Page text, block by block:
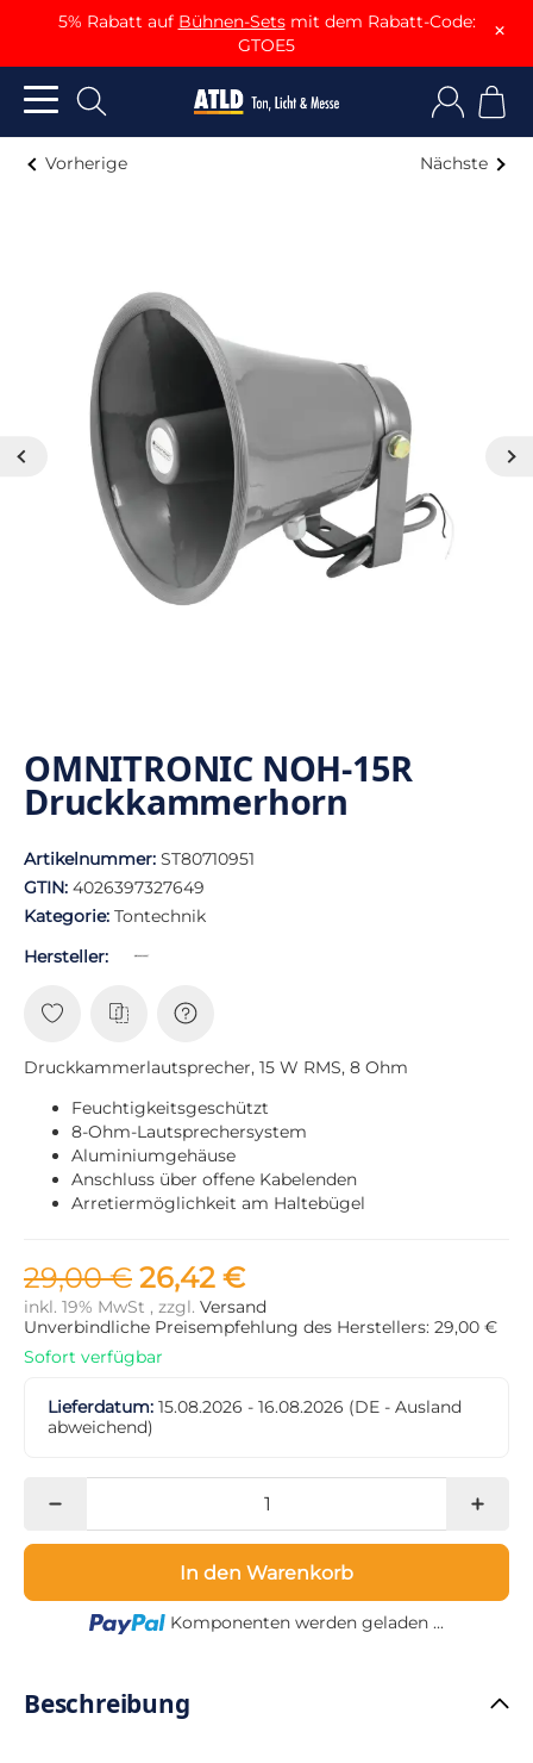
5% Rabatt auf Bühnen-Setsmit dem Rabatt-Code:
GTOE5
×
Vorherige Nächste
OMNITRONIC NOH-15R
Druckkammerhorn
Artikelnummer: ST80710951
GTIN: 4026397327649
Kategorie: Tontechnik
Hersteller:
Druckkammerlautsprecher, 15 W RMS, 8 Ohm
Feuchtigkeitsgeschützt
8-Ohm-Lautsprechersystem
Aluminiumgehäuse
Anschluss über offene Kabelenden
Arretiermöglichkeit am Haltebügel
29,00 € 26,42 €
inkl. 19% MwSt , zzgl. Versand
Unverbindliche Preisempfehlung des Herstellers: 29,00 €
Sofort verfügbar
Lieferdatum: 15.08.2026 - 16.08.2026 (DE - Ausland
abweichend)
In den Warenkorb
Loading...
Komponenten werden geladen ...
Beschreibung